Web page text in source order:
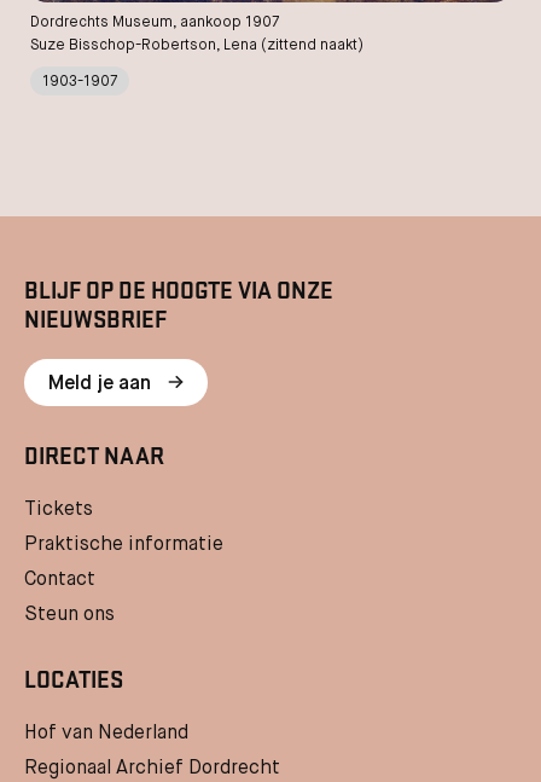
Dordrechts Museum, aankoop 1907
Suze Bisschop-Robertson, Lena (zittend naakt)
1903-1907
BLIJF OP DE HOOGTE VIA ONZE
NIEUWSBRIEF
Meld je aan
DIRECT NAAR
Tickets
Praktische informatie
Contact
Steun ons
LOCATIES
Hof van Nederland
Regionaal Archief Dordrecht